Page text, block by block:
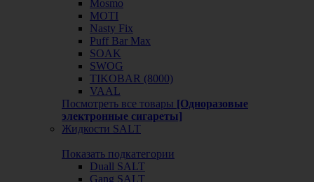
Mosmo
MOTI
Nasty Fix
Puff Bar Max
SOAK
SWOG
TIKOBAR (8000)
VAAL
Посмотреть все товары [Одноразовые
электронные сигареты]
Жидкости SALT
Показать подкатегории
Duall SALT
Gang SALT